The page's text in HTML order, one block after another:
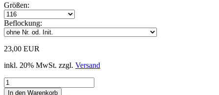
Größen:
Beflockung:
23,00 EUR
inkl. 20% MwSt. zzgl. Versand